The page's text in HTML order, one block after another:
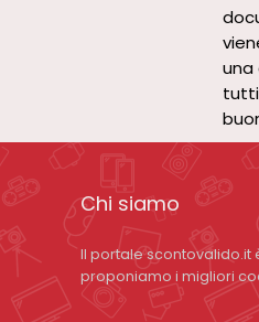
una
tutti
Chi siamo
Il portale scontovalido.it
proponiamo i migliori